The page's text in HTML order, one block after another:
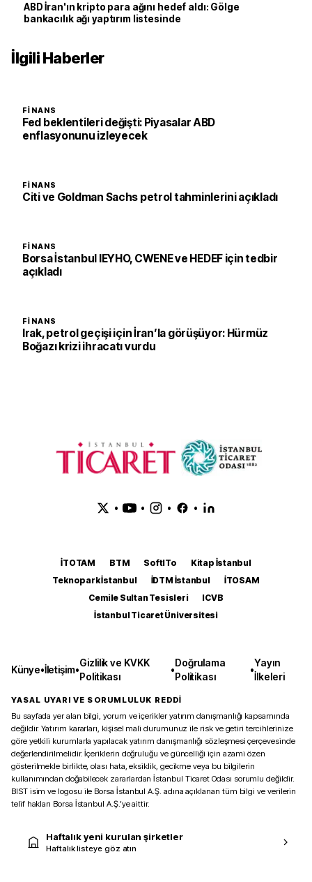
ABD İran'ın kripto para ağını hedef aldı: Gölge
bankacılık ağı yaptırım listesinde
İlgili Haberler
FINANS
Fed beklentileri değişti: Piyasalar ABD
enflasyonunu izleyecek
FINANS
Citi ve Goldman Sachs petrol tahminlerini açıkladı
FINANS
Borsa İstanbul IEYHO, CWENE ve HEDEF için tedbir
açıkladı
FINANS
Irak, petrol geçişi için İran’la görüşüyor: Hürmüz
Boğazı krizi ihracatı vurdu
• • • •
İTOTAM BTM SoftITo
Kitap İstanbul
Teknopark İstanbul
İDTM İstanbul
İTOSAM
Cemile Sultan Tesisleri
ICVB
İstanbul Ticaret Üniversitesi
Künye•İletişim•
Gizlilik ve KVKK
Politikası
•
Doğrulama
Politikası
•
Yayın
İlkeleri
YASAL UYARI VE SORUMLULUK REDDİ
Bu sayfada yer alan bilgi, yorum ve içerikler yatırım danışmanlığı kapsamında
değildir. Yatırım kararları, kişisel mali durumunuz ile risk ve getiri tercihlerinize
göre yetkili kurumlarla yapılacak yatırım danışmanlığı sözleşmesi çerçevesinde
değerlendirilmelidir. İçeriklerin doğruluğu ve güncelliği için azami özen
gösterilmekle birlikte, olası hata, eksiklik, gecikme veya bu bilgilerin
kullanımından doğabilecek zararlardan İstanbul Ticaret Odası sorumlu değildir.
BIST isim ve logosu ile Borsa İstanbul A.Ş. adına açıklanan tüm bilgi ve verilerin
telif hakları Borsa İstanbul A.Ş.’ye aittir.
Haftalık yeni kurulan şirketler
Haftalık listeye göz atın